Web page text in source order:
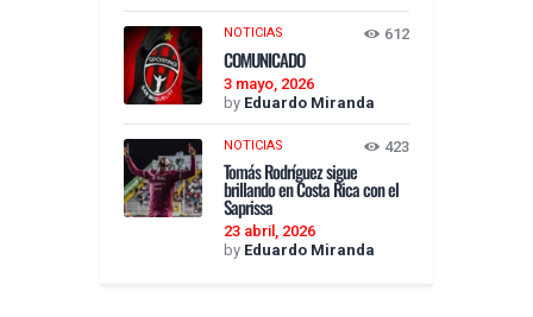
NOTICIAS 612
COMUNICADO
3 mayo, 2026
by Eduardo Miranda
NOTICIAS 423
Tomás Rodríguez sigue
brillando en Costa Rica con el
Saprissa
23 abril, 2026
by Eduardo Miranda